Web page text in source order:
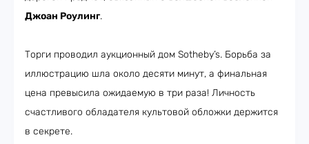
Джоан Роулинг.
Торги проводил аукционный дом Sotheby’s. Борьба за
иллюстрацию шла около десяти минут, а финальная
цена превысила ожидаемую в три раза! Личность
счастливого обладателя культовой обложки держится
в секрете.